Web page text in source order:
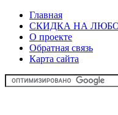
Главная
СКИДКА НА
О проекте
Обратная связь
Карта сайта